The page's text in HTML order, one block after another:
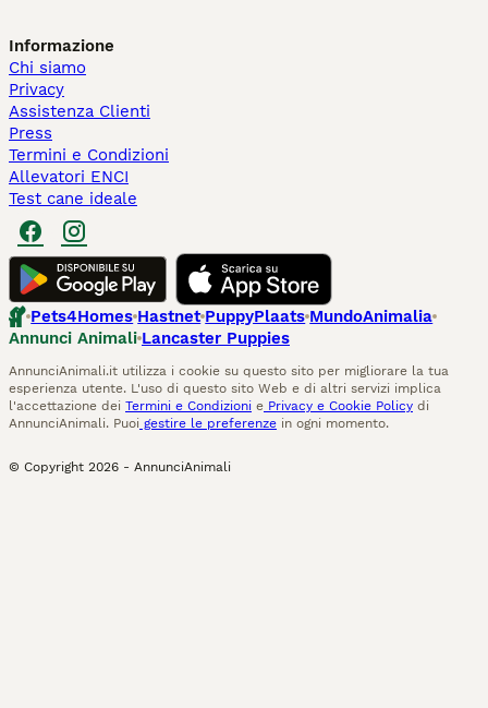
Informazione
Chi siamo
Privacy
Assistenza Clienti
Press
Termini e Condizioni
Allevatori ENCI
Test cane ideale
Pets4Homes Hastnet PuppyPlaats MundoAnimalia
Annunci Animali Lancaster Puppies
AnnunciAnimali.it utilizza i cookie su questo sito per migliorare la tua
esperienza utente. L'uso di questo sito Web e di altri servizi implica
l'accettazione dei Termini e Condizioni e Privacy e Cookie Policy di
AnnunciAnimali. Puoi gestire le preferenze in ogni momento.
© Copyright 2026 - AnnunciAnimali